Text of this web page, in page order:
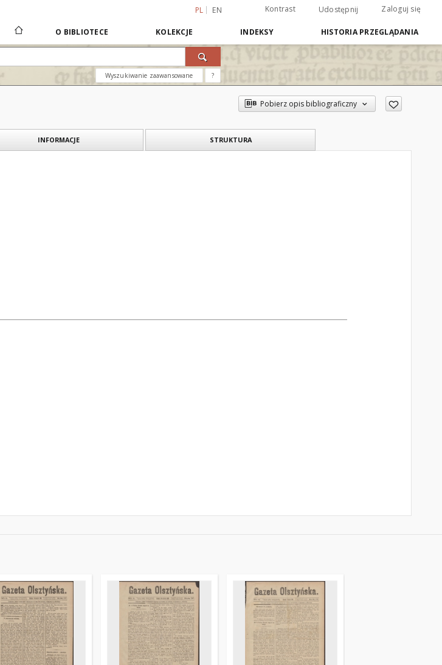
PL EN Kontrast Udostępnij Zaloguj się
O BIBLIOTECE KOLEKCJE INDEKSY HISTORIA PRZEGLĄDANIA
Wyszukiwanie zaawansowane ?
Pobierz opis bibliograficzny
INFORMACJE STRUKTURA